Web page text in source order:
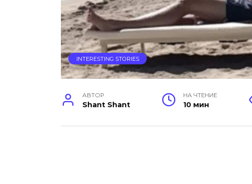
INTERESTING STORIES
АВТОР
Shant Shant
НА ЧТЕНИЕ
10 мин